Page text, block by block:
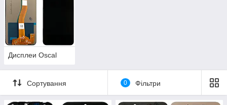
Дисплеи Oscal
Сортування 0 Фільтри